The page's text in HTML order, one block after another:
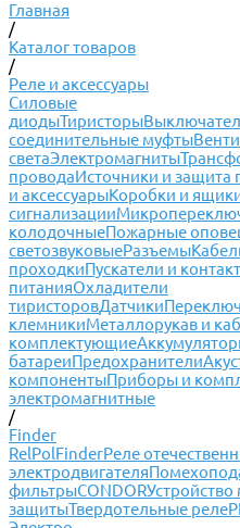
Главная
/
Каталог товаров
/
Реле и аксессуары
Силовые
диодыТиристоры
соединительные муфты
светаЭлектромагниты
проводаИсточники и защита
и аксессуарыКоробки и
сигнализации
колодочныеПожарные
светозвуковыеРазъемы
проходкиПускатели и
питанияОхладители
тиристоровДатчики
клемникиМеталлорукав и
комплектующие
батареиПредохранители
компонентыПриборы и
электромагнитные
/
Finder
RelPolFinderРеле
электродвигателя
фильтрыCONDOR
защитыТвердотельные реле